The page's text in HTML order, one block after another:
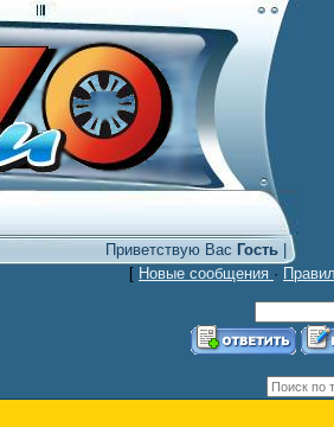
Приветствую Вас Гость|
[ Новые сообщения ·